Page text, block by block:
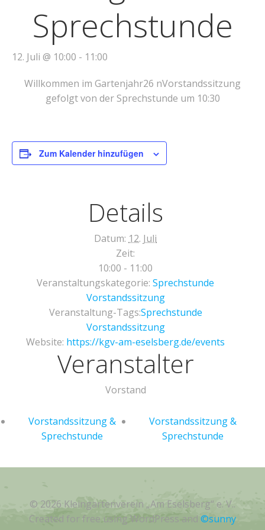
Sprechstunde
12. Juli @ 10:00 - 11:00
Willkommen im Gartenjahr26 nVorstandssitzung
gefolgt von der Sprechstunde um 10:30
Zum Kalender hinzufügen
Details
Datum: 12. Juli
Zeit:
10:00 - 11:00
Veranstaltungskategorie: Sprechstunde
Vorstandssitzung
Veranstaltung-Tags:Sprechstunde
Vorstandssitzung
Website: https://kgv-am-eselsberg.de/events
Veranstalter
Vorstand
Vorstandssitzung &
Sprechstunde
Vorstandssitzung &
Sprechstunde
© 2026 Kleingartenverein „Am Eselsberg“ e. V..
Created for free using WordPress and ©sunny